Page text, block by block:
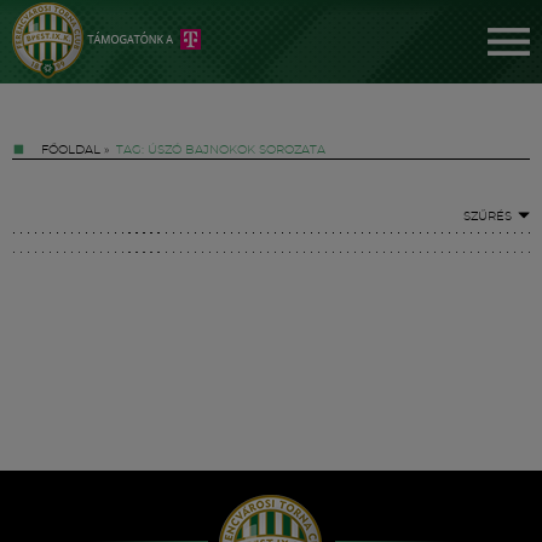
FŐOLDAL » TAG: ÚSZÓ BAJNOKOK SOROZATA
SZŰRÉS
Hírek